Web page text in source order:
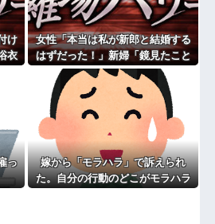
た
の裏切りが判明！！！その理由がこ
ワイなことを言われてショックを受
びに行くって多いかな？遅くても21
け
衣
女性「本当は私が新郎と結婚する
はずだった！」新婦「鏡見たこと
ある？」→披露宴が一瞬で騒然と
なって…
っ
嫁から「モラハラ」で訴えられ
た。自分の行動のどこがモラハラ